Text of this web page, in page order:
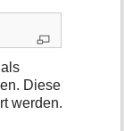
Diese
werden.